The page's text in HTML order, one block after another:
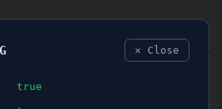
SPORT
✕ Close
true